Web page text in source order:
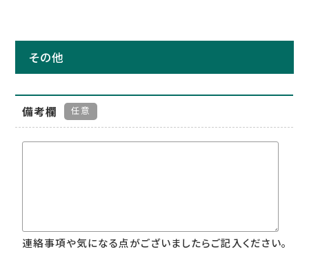
その他
備考欄 任意
連絡事項や気になる点がございましたらご記入ください。